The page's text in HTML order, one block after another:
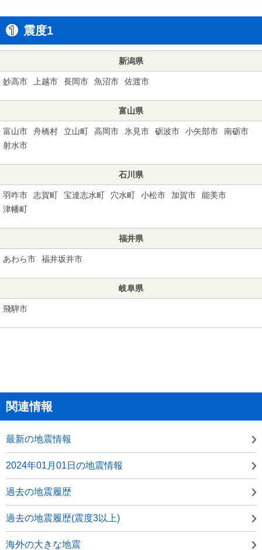
震度1
新潟県
妙高市 上越市 長岡市 魚沼市 佐渡市
富山県
富山市 舟橋村 立山町 高岡市 氷見市 砺波市 小矢部市
南砺市
射水市
石川県
羽咋市 志賀町 宝達志水町 穴水町 小松市 加賀市
能美市
津幡町
福井県
あわら市 福井坂井市
岐阜県
飛騨市
関連情報
最新の地震情報
2024年01月01日の地震情報
過去の地震履歴
過去の地震履歴(震度3以上)
海外の大きな地震